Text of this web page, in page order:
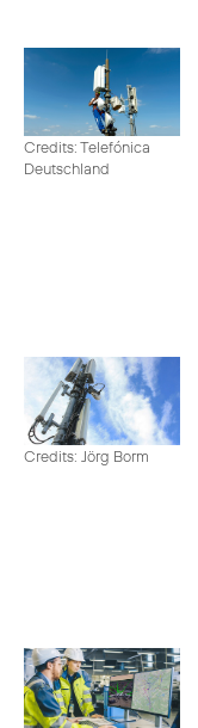
Credits: Telefónica
Deutschland
Credits: Jörg Borm